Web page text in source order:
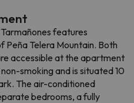
features
Peña Telera Mountain. Both
accessible at the apartment
smoking and is situated 10
The air-conditioned
bedrooms, a fully